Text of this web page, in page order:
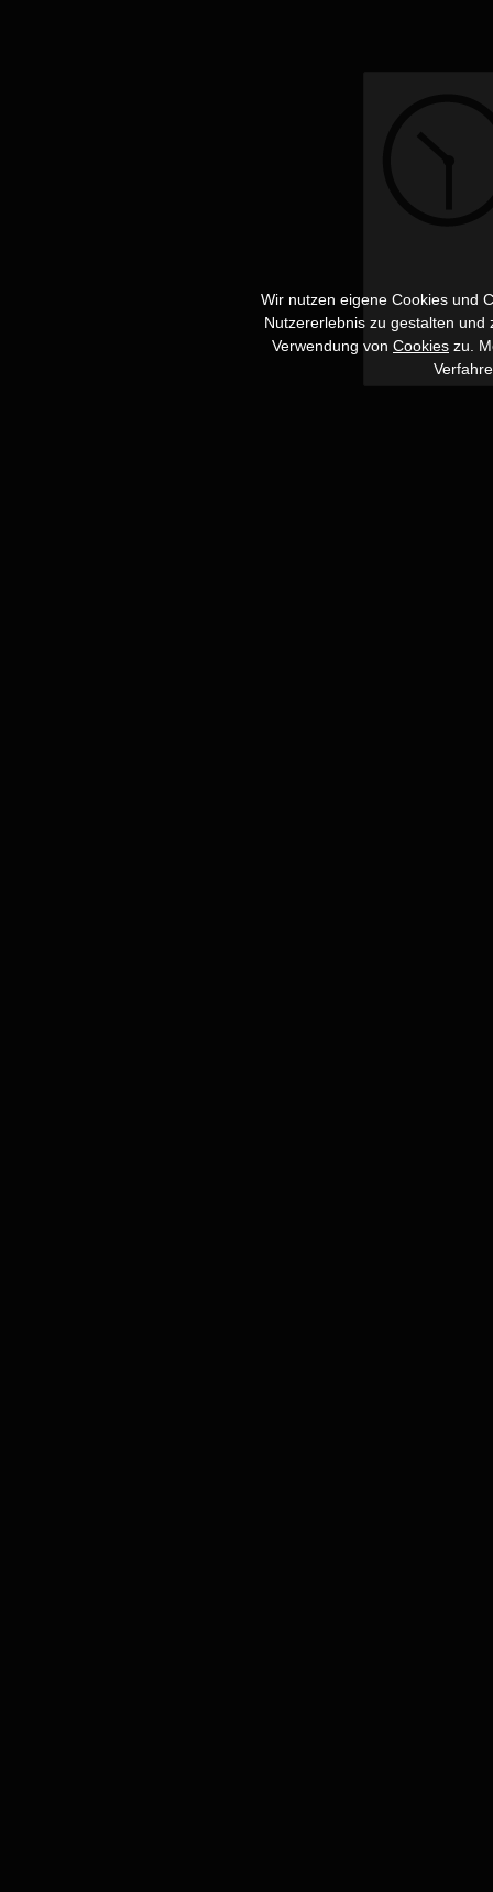
Wir nutzen eigene Cookies und
Nutzererlebnis zu gestalten
Verwendung von Cookies zu.